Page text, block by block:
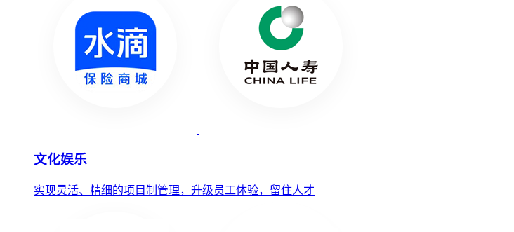
文化娱乐
实现灵活、精细的项目制管理，升级员工体验，留住人才